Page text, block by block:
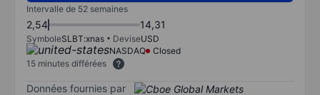
Intervalle de 52 semaines
2,54 14,31
SymboleSLBT:xnas DeviseUSD
NASDAQ
Closed
15 minutes différées
Données fournies par